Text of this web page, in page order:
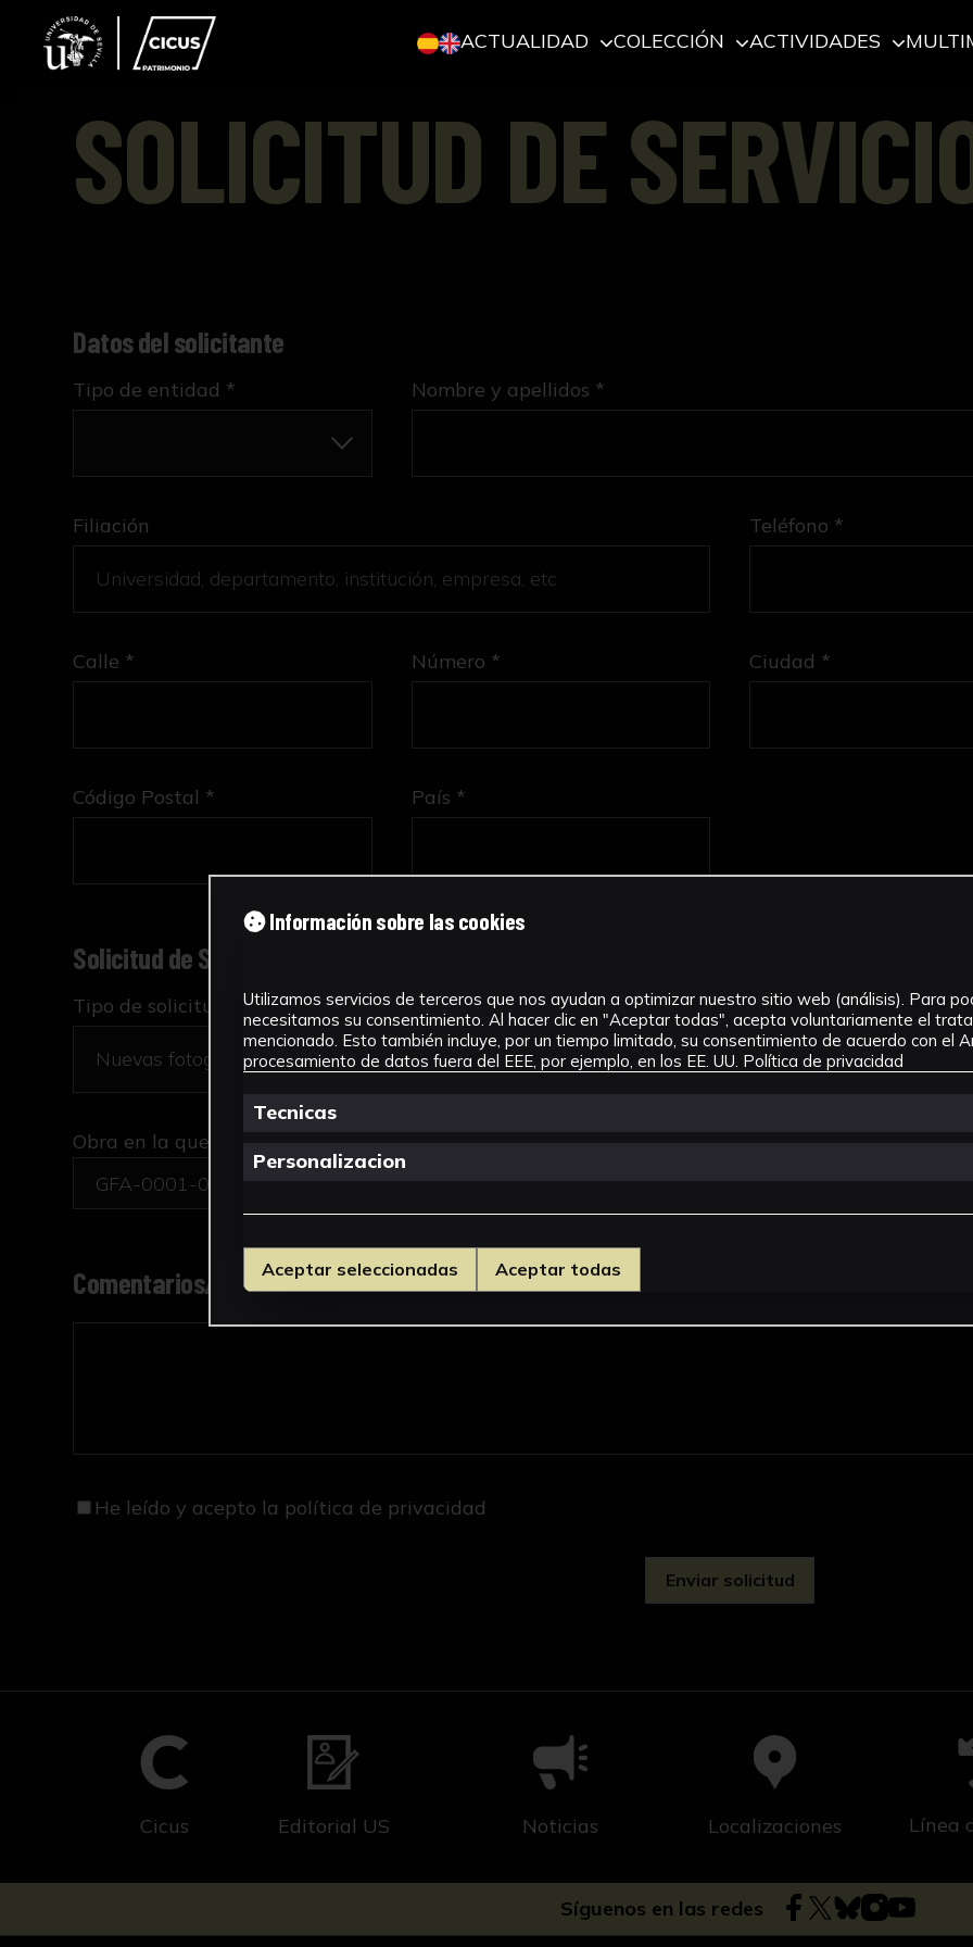
ACTUALIDAD COLECCIÓN ACTIVIDADES
SOLICITUD DE
Datos del solicitante
Tipo de entidad * Nombre y apellidos *
Filiación Teléfono *
Calle * Número * Ciudad *
Código Postal * País *
Solicitud de Servicio
Tipo de solicitud *
Obra en la que está interesado/a
GFA-0001-008/Monumento a la Inmaculada Concepción
Comentarios/motivo de la solicitud *
He leído y acepto la política de privacidad
Cicus Editorial US Noticias Localizaciones Línea
Síguenos en las redes
Información sobre las cookies
Utilizamos servicios de terceros que nos ayudan a optimizar nuestro sitio web (análisis). Para
necesitamos su consentimiento. Al hacer clic en "Aceptar todas", acepta voluntariamente el
mencionado. Esto también incluye, por un tiempo limitado, su consentimiento de acuerdo con el
procesamiento de datos fuera del EEE, por ejemplo, en los EE. UU. Política de privacidad
Tecnicas
Personalizacion
Aceptar seleccionadas Aceptar todas